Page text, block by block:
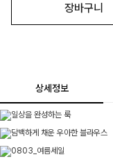
장바구니
상세정보